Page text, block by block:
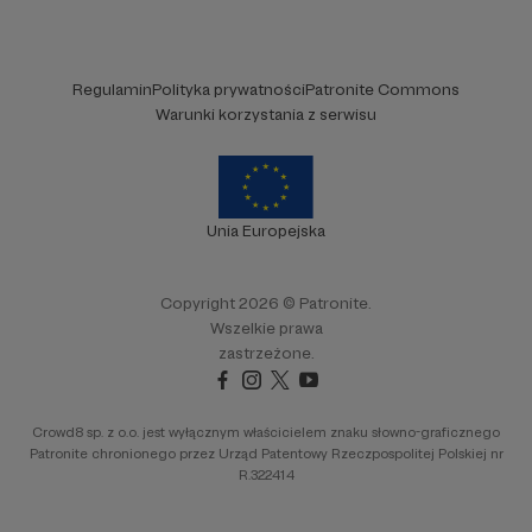
RegulaminPolityka prywatnościPatronite Commons
Warunki korzystania z serwisu
Unia Europejska
Copyright 2026 © Patronite.
Wszelkie prawa
zastrzeżone.
Crowd8 sp. z o.o. jest wyłącznym właścicielem znaku słowno-graficznego
Patronite chronionego przez Urząd Patentowy Rzeczpospolitej Polskiej nr
R.322414